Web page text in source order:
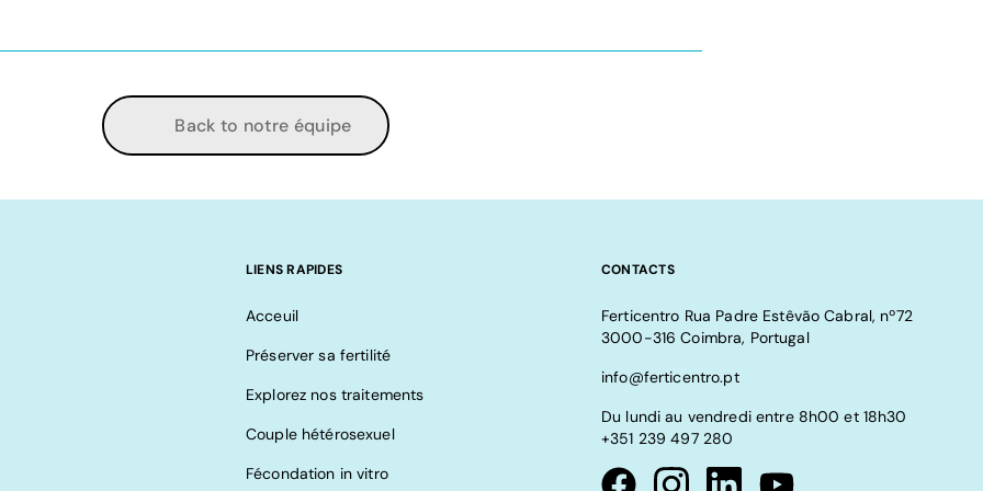
Back to notre équipe
LIENS RAPIDES
Acceuil
Préserver sa fertilité
Explorez nos traitements
Couple hétérosexuel
Fécondation in vitro
CONTACTS
Ferticentro Rua Padre Estêvão Cabral, nº72
3000-316 Coimbra, Portugal
info@ferticentro.pt
Du lundi au vendredi entre 8h00 et 18h30
+351 239 497 280
Visit our Facebook page
Visit our instagram page
Visit our linkedin page
Visit our youtube page